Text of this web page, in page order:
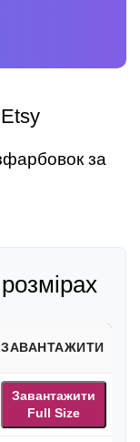
за
ЗАВАНТАЖИТИ
Завантажити
Full Size